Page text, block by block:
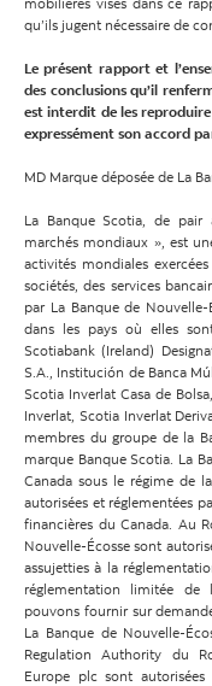
qu’ils jugent nécessaire de
Le présent rapport et
des conclusions qu’il
est interdit de les
expressément son accord
MD Marque déposée de La
La Banque Scotia, de pair
marchés mondiaux », est
activités mondiales
sociétés, des services
par La Banque de
dans les pays où elles
Scotiabank (Ireland)
S.A., Institución de Banca
Scotia Inverlat Casa de
Inverlat, Scotia Inverlat
membres du groupe de la
marque Banque Scotia. La
Canada sous le régime de
autorisées et réglementées
financières du Canada. Au
Nouvelle-Écosse sont
assujetties à la
réglementation limitée de
pouvons fournir sur
La Banque de Nouvelle-
Regulation Authority du
Europe plc sont